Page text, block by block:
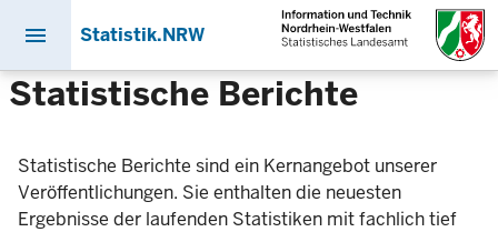
Direkt
zum
menu Statistik.NRW
Statistische Berichte
Statistische Berichte sind ein Kernangebot unserer
Veröffentlichungen. Sie enthalten die neuesten
Ergebnisse der laufenden Statistiken mit fachlich tief